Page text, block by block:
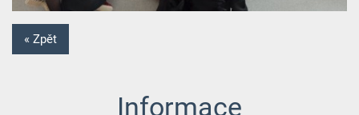
« Zpět
Informace